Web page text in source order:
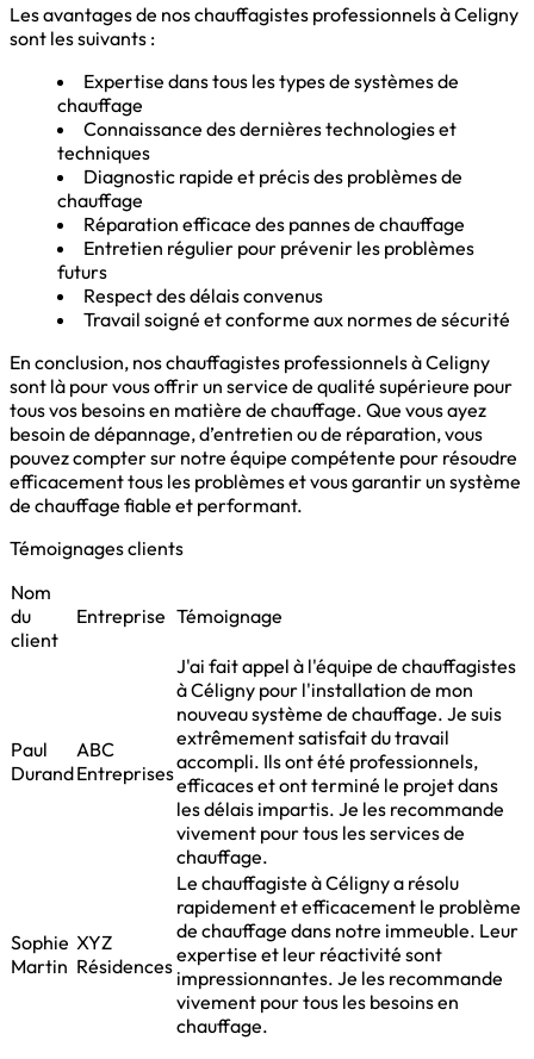
Les avantages de nos chauffagistes professionnels à Celigny
sont les suivants :
Expertise dans tous les types de systèmes de
chauffage
Connaissance des dernières technologies et
techniques
Diagnostic rapide et précis des problèmes de
chauffage
Réparation efficace des pannes de chauffage
Entretien régulier pour prévenir les problèmes
futurs
Respect des délais convenus
Travail soigné et conforme aux normes de sécurité
En conclusion, nos chauffagistes professionnels à Celigny
sont là pour vous offrir un service de qualité supérieure pour
tous vos besoins en matière de chauffage. Que vous ayez
besoin de dépannage, d’entretien ou de réparation, vous
pouvez compter sur notre équipe compétente pour résoudre
efficacement tous les problèmes et vous garantir un système
de chauffage fiable et performant.
Témoignages clients
Nom
du
client
Entreprise Témoignage
Paul
Durand
ABC
Entreprises
J'ai fait appel à l'équipe de chauffagistes
à Céligny pour l'installation de mon
nouveau système de chauffage. Je suis
extrêmement satisfait du travail
accompli. Ils ont été professionnels,
efficaces et ont terminé le projet dans
les délais impartis. Je les recommande
vivement pour tous les services de
chauffage.
Sophie
Martin
XYZ
Résidences
Le chauffagiste à Céligny a résolu
rapidement et efficacement le problème
de chauffage dans notre immeuble. Leur
expertise et leur réactivité sont
impressionnantes. Je les recommande
vivement pour tous les besoins en
chauffage.